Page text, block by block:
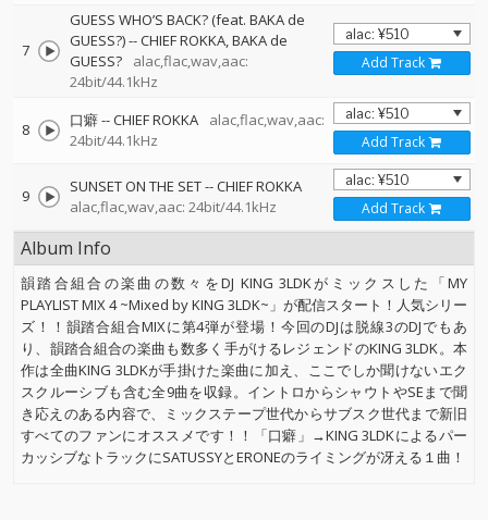
7
GUESS WHO’S BACK? (feat. BAKA de
GUESS?)--CHIEF ROKKA BAKA de
GUESS?
alac,flac,wav,aac:
24bit/44.1kHz
Add Track
8 口癖--CHIEF ROKKA
alac,flac,wav,aac:
24bit/44.1kHz
Add Track
9 SUNSET ON THE SET--CHIEF ROKKA
alac,flac,wav,aac: 24bit/44.1kHz
Add Track
Album Info
韻踏合組合の楽曲の数々をDJ KING 3LDKがミックスした「MY
PLAYLIST MIX 4 ~Mixed by KING 3LDK~」が配信スタート！人気シリー
ズ！！韻踏合組合MIXに第4弾が登場！今回のDJは脱線3のDJでもあ
り、韻踏合組合の楽曲も数多く手がけるレジェンドのKING 3LDK。本
作は全曲KING 3LDKが手掛けた楽曲に加え、ここでしか聞けないエク
スクルーシブも含む全9曲を収録。イントロからシャウトやSEまで聞
き応えのある内容で、ミックステープ世代からサブスク世代まで新旧
すべてのファンにオススメです！！「口癖」→KING 3LDKによるパー
カッシブなトラックにSATUSSYとERONEのライミングが冴える１曲！